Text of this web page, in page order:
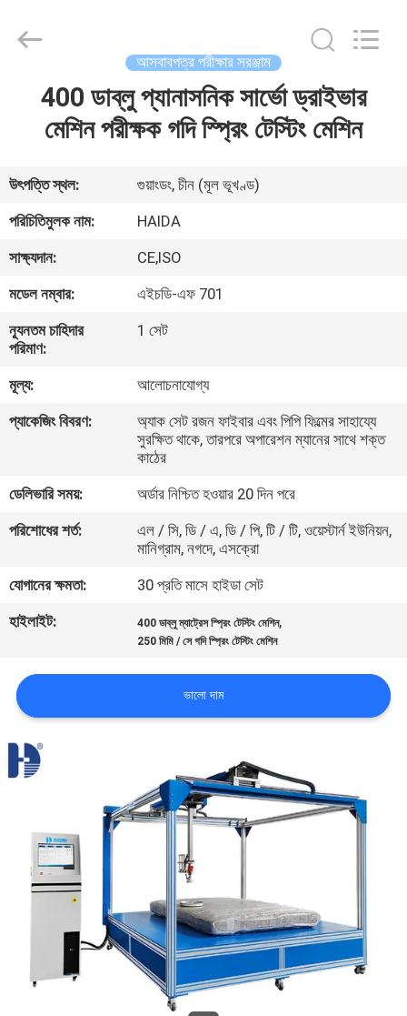
ভিডিও
ভিআর
শো
সম্পর্কে
পরিদর্শন
গুণমান
নিয়ন্ত্রণ
আমাদের
সাথে
যোগাযোগ
মামলা
আসবাবপত্র পরীক্ষার সরঞ্জাম
400 ডাব্লু প্যানাসনিক সার্ভো ড্রাইভার
মেশিন পরীক্ষক গদি স্প্রিং টেস্টিং মেশিন
উৎপত্তি স্থল:
গুয়াংডং, চীন (মূল ভূখণ্ড)
পরিচিতিমুলক নাম:
HAIDA
সাক্ষ্যদান:
CE,ISO
মডেল নম্বার:
এইচডি-এফ 701
ন্যূনতম চাহিদার
পরিমাণ:
1 সেট
মূল্য:
আলোচনাযোগ্য
প্যাকেজিং বিবরণ:
অ্যাক সেট রজন ফাইবার এবং পিপি ফিল্মের সাহায্যে
সুরক্ষিত থাকে, তারপরে অপারেশন ম্যানের সাথে শক্ত
কাঠের
ডেলিভারি সময়:
অর্ডার নিশ্চিত হওয়ার 20 দিন পরে
পরিশোধের শর্ত:
এল / সি, ডি / এ, ডি / পি, টি / টি, ওয়েস্টার্ন ইউনিয়ন,
মানিগ্রাম, নগদে, এসক্রো
যোগানের ক্ষমতা:
30 প্রতি মাসে হাইডা সেট
হাইলাইট:
400 ডাব্লু ম্যাট্রেস স্প্রিং টেস্টিং মেশিন,
250 মিমি / সে গদি স্প্রিং টেস্টিং মেশিন
ভালো দাম